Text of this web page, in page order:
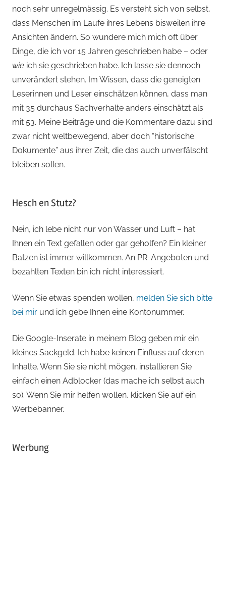
noch sehr unregelmässig. Es versteht sich von selbst,
dass Menschen im Laufe ihres Lebens bisweilen ihre
Ansichten ändern. So wundere mich mich oft über
Dinge, die ich vor 15 Jahren geschrieben habe – oder
wie ich sie geschrieben habe. Ich lasse sie dennoch
unverändert stehen. Im Wissen, dass die geneigten
Leserinnen und Leser einschätzen können, dass man
mit 35 durchaus Sachverhalte anders einschätzt als
mit 53. Meine Beiträge und die Kommentare dazu sind
zwar nicht weltbewegend, aber doch “historische
Dokumente” aus ihrer Zeit, die das auch unverfälscht
bleiben sollen.
Hesch en Stutz?
Nein, ich lebe nicht nur von Wasser und Luft – hat
Ihnen ein Text gefallen oder gar geholfen? Ein kleiner
Batzen ist immer willkommen. An PR-Angeboten und
bezahlten Texten bin ich nicht interessiert.
Wenn Sie etwas spenden wollen, melden Sie sich bitte
bei mir und ich gebe Ihnen eine Kontonummer.
Die Google-Inserate in meinem Blog geben mir ein
kleines Sackgeld. Ich habe keinen Einfluss auf deren
Inhalte. Wenn Sie sie nicht mögen, installieren Sie
einfach einen Adblocker (das mache ich selbst auch
so). Wenn Sie mir helfen wollen, klicken Sie auf ein
Werbebanner.
Werbung